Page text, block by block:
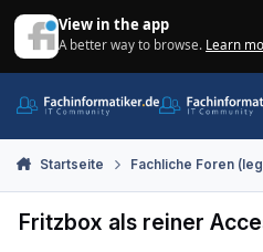
View in the app
A better way to browse. Learn
Startseite Fachliche Foren
Fritzbox als reiner